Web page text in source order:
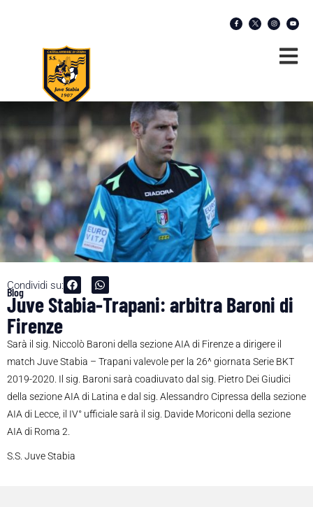
Condividi su:
Blog
Juve Stabia-Trapani: arbitra Baroni di
Firenze
Sarà il sig. Niccolò Baroni della sezione AIA di Firenze a dirigere il
match Juve Stabia – Trapani valevole per la 26^ giornata Serie BKT
2019-2020. Il sig. Baroni sarà coadiuvato dal sig. Pietro Dei Giudici
della sezione AIA di Latina e dal sig. Alessandro Cipressa della sezione
AIA di Lecce, il IV° ufficiale sarà il sig. Davide Moriconi della sezione
AIA di Roma 2.
S.S. Juve Stabia